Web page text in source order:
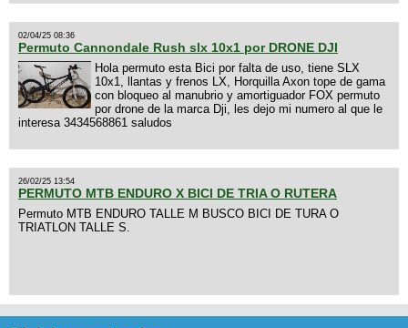
02/04/25 08:36
Permuto Cannondale Rush slx 10x1 por DRONE DJI
Hola permuto esta Bici por falta de uso, tiene SLX
10x1, llantas y frenos LX, Horquilla Axon tope de gama
con bloqueo al manubrio y amortiguador FOX permuto
por drone de la marca Dji, les dejo mi numero al que le
interesa 3434568861 saludos
26/02/25 13:54
PERMUTO MTB ENDURO X BICI DE TRIA O RUTERA
Permuto MTB ENDURO TALLE M BUSCO BICI DE TURA O
TRIATLON TALLE S.